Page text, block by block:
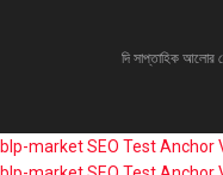
দি সাপ্তাহিক আলোর
blp-marketSEO Test Anchor